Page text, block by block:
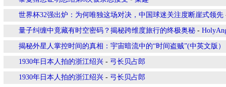
世界杯32强出炉：为何唯独这场对决，中国球迷关注度断崖式领先
量子纠缠中竟藏有时空密码？揭秘跨维度旅行的终极奥秘 -
揭秘外星人掌控时间的真相：宇宙暗流中的“时间盗贼”(中英文版）
1930年日本人拍的浙江绍兴 - 弓长贝占郎
1930年日本人拍的浙江绍兴 - 弓长贝占郎